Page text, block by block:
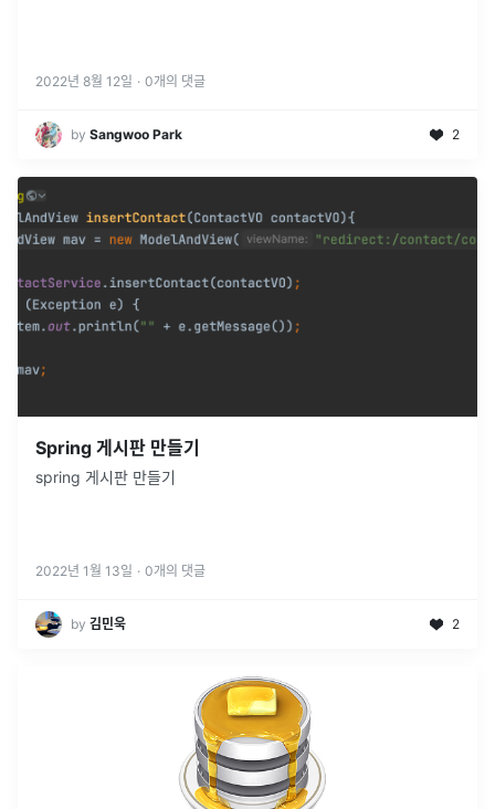
2022년 8월 12일 · 0개의 댓글
by Sangwoo Park 2
Spring 게시판 만들기
spring 게시판 만들기
2022년 1월 13일 · 0개의 댓글
by 김민욱 2